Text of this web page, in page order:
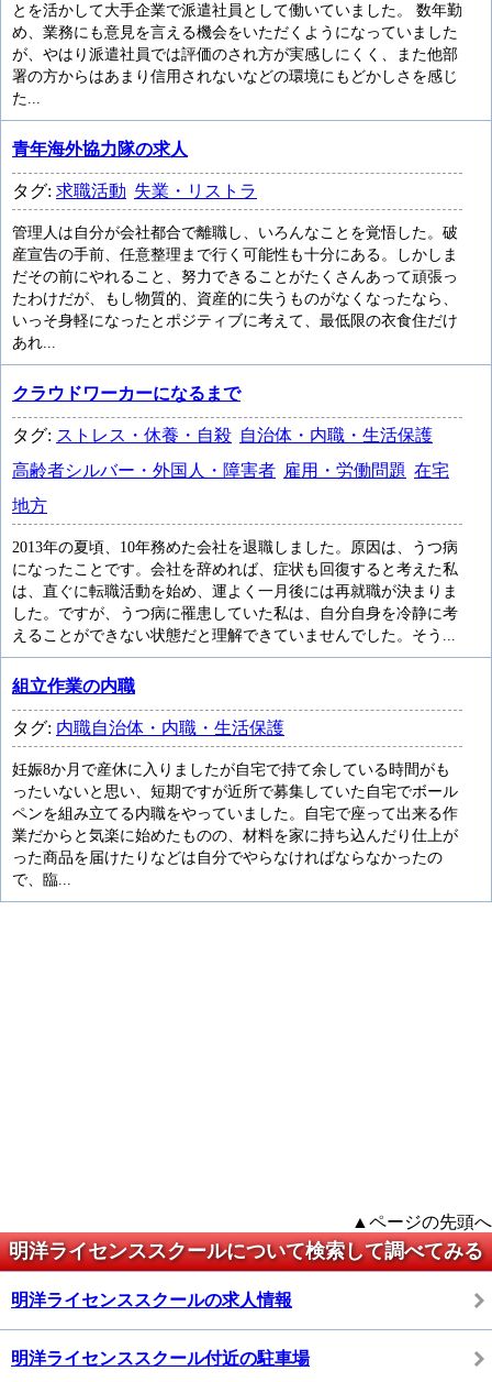
とを活かして大手企業で派遣社員として働いていました。 数年勤
め、業務にも意見を言える機会をいただくようになっていました
が、やはり派遣社員では評価のされ方が実感しにくく、また他部
署の方からはあまり信用されないなどの環境にもどかしさを感じ
た...
青年海外協力隊の求人
タグ: 求職活動 失業・リストラ
管理人は自分が会社都合で離職し、いろんなことを覚悟した。破
産宣告の手前、任意整理まで行く可能性も十分にある。しかしま
だその前にやれること、努力できることがたくさんあって頑張っ
たわけだが、もし物質的、資産的に失うものがなくなったなら、
いっそ身軽になったとポジティブに考えて、最低限の衣食住だけ
あれ...
クラウドワーカーになるまで
タグ: ストレス・休養・自殺 自治体・内職・生活保護
高齢者シルバー・外国人・障害者 雇用・労働問題 在宅
地方
2013年の夏頃、10年務めた会社を退職しました。原因は、うつ病
になったことです。会社を辞めれば、症状も回復すると考えた私
は、直ぐに転職活動を始め、運よく一月後には再就職が決まりま
した。ですが、うつ病に罹患していた私は、自分自身を冷静に考
えることができない状態だと理解できていませんでした。そう...
組立作業の内職
タグ: 内職自治体・内職・生活保護
妊娠8か月で産休に入りましたが自宅で持て余している時間がも
ったいないと思い、短期ですが近所で募集していた自宅でボール
ペンを組み立てる内職をやっていました。自宅で座って出来る作
業だからと気楽に始めたものの、材料を家に持ち込んだり仕上が
った商品を届けたりなどは自分でやらなければならなかったの
で、臨...
▲ページの先頭へ
明洋ライセンススクールについて検索して調べてみる
明洋ライセンススクールの求人情報
明洋ライセンススクール付近の駐車場